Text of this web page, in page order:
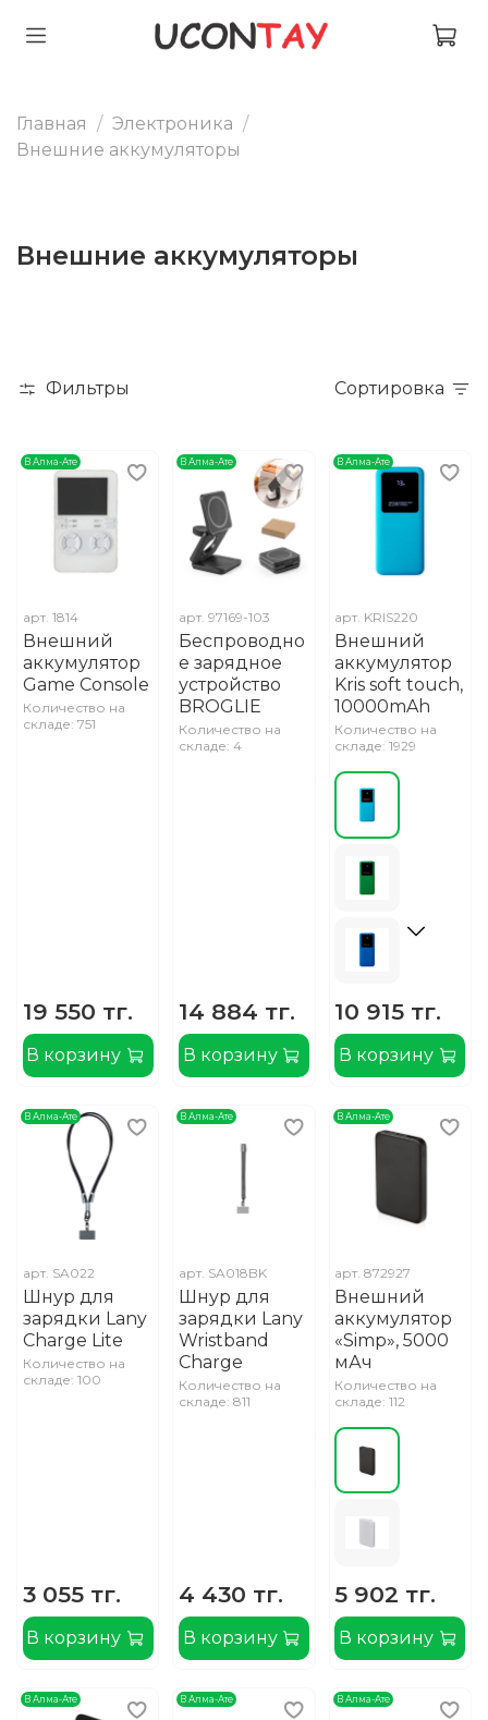
Главная
Электроника
Внешние аккумуляторы
Внешние аккумуляторы
Фильтры Сортировка
В Алма-Ате
арт. 1814
Внешний
аккумулятор
Game Console
Количество на
складе: 751
19 550 тг.
В корзину
В Алма-Ате
арт.97169-103
Беспроводно
е зарядное
устройство
BROGLIE
Количество на
складе: 4
14 884 тг.
В корзину
В Алма-Ате
арт. KRIS220
Внешний
аккумулятор
Kris soft touch,
10000mAh
Количество на
складе: 1929
10 915 тг.
В корзину
В Алма-Ате
арт. SA022
Шнур для
зарядки Lany
Charge Lite
Количество на
складе: 100
3 055 тг.
В корзину
В Алма-Ате
арт. SA018BK
Шнур для
зарядки Lany
Wristband
Charge
Количество на
складе: 811
4 430 тг.
В корзину
В Алма-Ате
арт.872927
Внешний
аккумулятор
«Simp», 5000
мАч
Количество на
складе: 112
5 902 тг.
В корзину
В Алма-Ате В Алма-Ате В Алма-Ате